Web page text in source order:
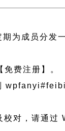
为成员分发
费注册】。
对，请通